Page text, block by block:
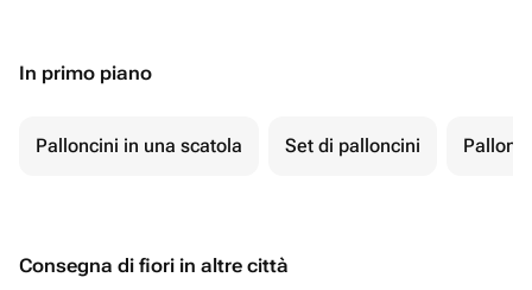
In primo piano
Palloncini in una scatola Set di palloncini
Consegna di fiori in altre città